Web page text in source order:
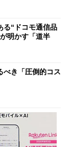
る“ドコモ通信品
明かす「道半
べき「圧倒的コス